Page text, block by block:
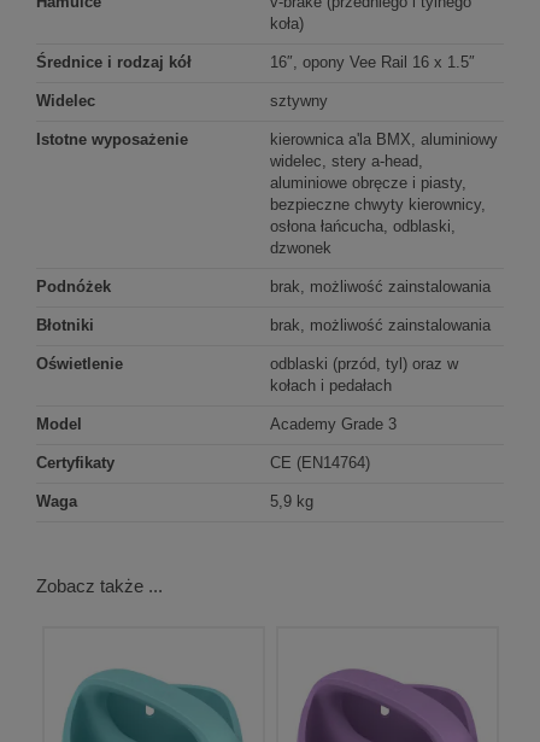
koła)
Średnice i rodzaj kół 16″, opony Vee Rail 16 x 1.5″
Widelec sztywny
Istotne wyposażenie
kierownica a'la BMX, aluminiowy
widelec, stery a-head,
aluminiowe obręcze i piasty,
bezpieczne chwyty kierownicy,
osłona łańcucha, odblaski,
dzwonek
Podnóżek brak, możliwość zainstalowania
Błotniki brak, możliwość zainstalowania
Oświetlenie
odblaski (przód, tyl) oraz w
kołach i pedałach
Model Academy Grade 3
Certyfikaty CE (EN14764)
Waga 5,9 kg
Zobacz także ...